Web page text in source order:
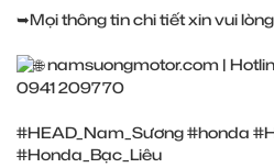
➥Mọi thông tin chi tiết xin vui
namsuongmotor.com |
0941 209770
#HEAD_Nam_Sương#honda
#Honda_Bạc_Liêu